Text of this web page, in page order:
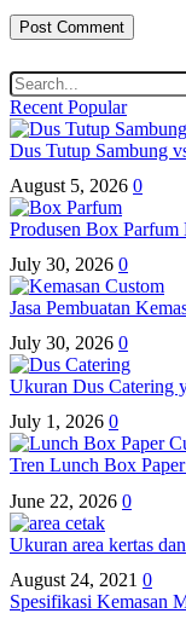
Recent Popular
Dus Tutup Sambung
August 5, 2026 0
Produsen Box
July 30, 2026 0
Jasa Pembuatan
July 30, 2026 0
Ukuran Dus Catering
July 1, 2026 0
Tren Lunch Box
June 22, 2026 0
Ukuran area kertas
August 24, 2021 0
Spesifikasi Kemasan